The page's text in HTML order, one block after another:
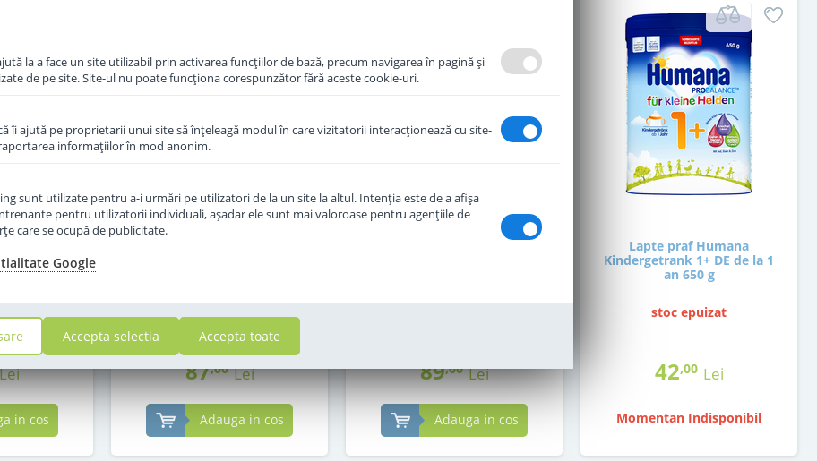
de la 6 luni
in cos
87,00 Lei
Adauga in cos
Lapte praf Hipp 1 Organic
89,00 Lei
Adauga in cos
Lapte praf Humana
Kindergetrank 1+ DE de la 1
an 650 g
stoc epuizat
42,00 Lei
Momentan Indisponibil
la a face un site utilizabil prin activarea funcţiilor de bază, precum navigarea în pagină şi
de pe site. Site-ul nu poate funcţiona corespunzător fără aceste cookie-uri.
îi ajută pe proprietarii unui site să înţeleagă modul în care vizitatorii interacţionează cu site-
informaţiilor în mod anonim.
sunt utilizate pentru a-i urmări pe utilizatori de la un site la altul. Intenţia este de a afişa
pentru utilizatorii individuali, aşadar ele sunt mai valoroase pentru agenţiile de
care se ocupă de publicitate.
Google
Accepta selectia Accepta toate